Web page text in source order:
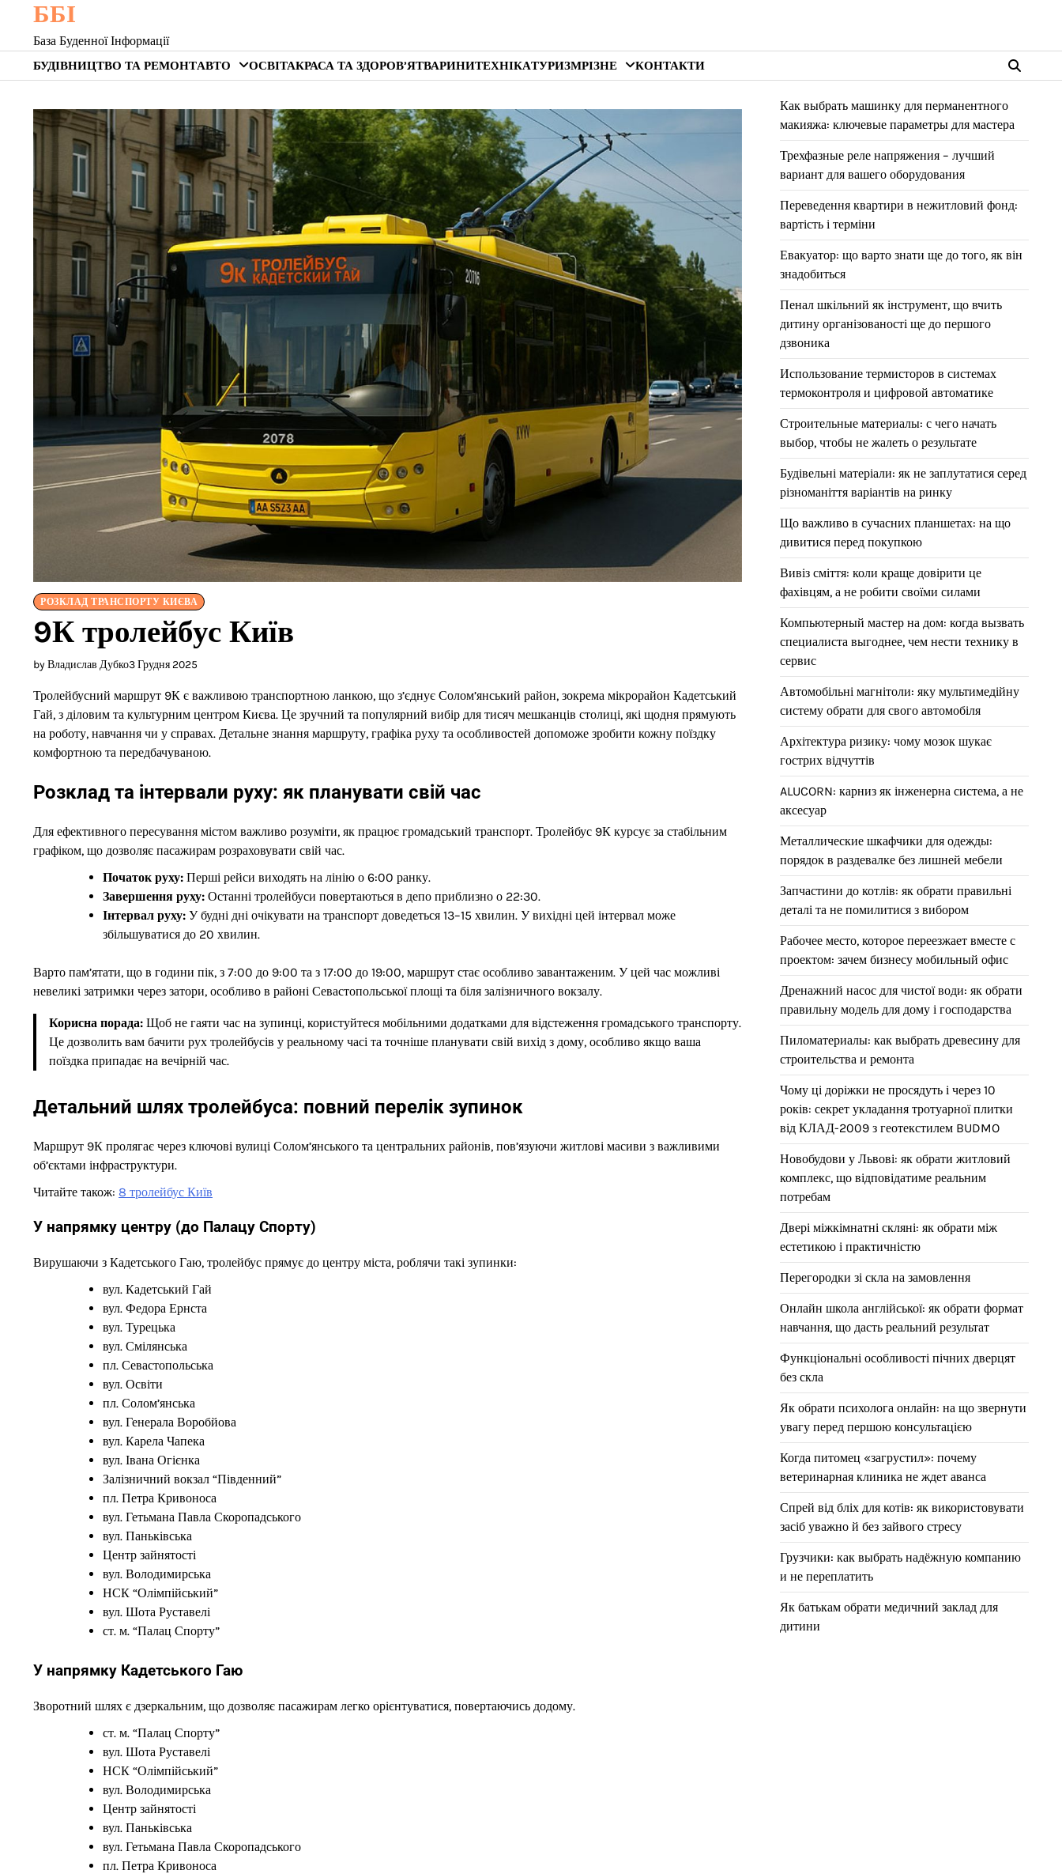
content
ББІ
База Буденної Інформації
БУДІВНИЦТВО ТА РЕМОНТАВТО ОСВІТАКРАСА ТА ЗДОРОВ’ЯТВАРИНИТЕХНІКАТУРИЗМРІЗНЕ КОНТАКТИ
РОЗКЛАД ТРАНСПОРТУ КИЄВА
9К тролейбус Київ
by Владислав Дубко3 Грудня 2025
Тролейбусний маршрут 9К є важливою транспортною ланкою, що з’єднує Солом’янський район, зокрема мікрорайон Кадетський
Гай, з діловим та культурним центром Києва. Це зручний та популярний вибір для тисяч мешканців столиці, які щодня прямують
на роботу, навчання чи у справах. Детальне знання маршруту, графіка руху та особливостей допоможе зробити кожну поїздку
комфортною та передбачуваною.
Розклад та інтервали руху: як планувати свій час
Для ефективного пересування містом важливо розуміти, як працює громадський транспорт. Тролейбус 9К курсує за стабільним
графіком, що дозволяє пасажирам розраховувати свій час.
Початок руху: Перші рейси виходять на лінію о 6:00 ранку.
Завершення руху: Останні тролейбуси повертаються в депо приблизно о 22:30.
Інтервал руху: У будні дні очікувати на транспорт доведеться 13–15 хвилин. У вихідні цей інтервал може
збільшуватися до 20 хвилин.
Варто пам’ятати, що в години пік, з 7:00 до 9:00 та з 17:00 до 19:00, маршрут стає особливо завантаженим. У цей час можливі
невеликі затримки через затори, особливо в районі Севастопольської площі та біля залізничного вокзалу.
Корисна порада: Щоб не гаяти час на зупинці, користуйтеся мобільними додатками для відстеження громадського транспорту.
Це дозволить вам бачити рух тролейбусів у реальному часі та точніше планувати свій вихід з дому, особливо якщо ваша
поїздка припадає на вечірній час.
Детальний шлях тролейбуса: повний перелік зупинок
Маршрут 9К пролягає через ключові вулиці Солом’янського та центральних районів, пов’язуючи житлові масиви з важливими
об’єктами інфраструктури.
Читайте також: 8 тролейбус Київ
У напрямку центру (до Палацу Спорту)
Вирушаючи з Кадетського Гаю, тролейбус прямує до центру міста, роблячи такі зупинки:
вул. Кадетський Гай
вул. Федора Ернста
вул. Турецька
вул. Смілянська
пл. Севастопольська
вул. Освіти
пл. Солом’янська
вул. Генерала Воробйова
вул. Карела Чапека
вул. Івана Огієнка
Залізничний вокзал “Південний”
пл. Петра Кривоноса
вул. Гетьмана Павла Скоропадського
вул. Паньківська
Центр зайнятості
вул. Володимирська
НСК “Олімпійський”
вул. Шота Руставелі
ст. м. “Палац Спорту”
У напрямку Кадетського Гаю
Зворотний шлях є дзеркальним, що дозволяє пасажирам легко орієнтуватися, повертаючись додому.
ст. м. “Палац Спорту”
вул. Шота Руставелі
НСК “Олімпійський”
вул. Володимирська
Центр зайнятості
вул. Паньківська
вул. Гетьмана Павла Скоропадського
пл. Петра Кривоноса
Как выбрать машинку для перманентного
макияжа: ключевые параметры для мастера
Трехфазные реле напряжения – лучший
вариант для вашего оборудования
Переведення квартири в нежитловий фонд:
вартість і терміни
Евакуатор: що варто знати ще до того, як він
знадобиться
Пенал шкільний як інструмент, що вчить
дитину організованості ще до першого
дзвоника
Использование термисторов в системах
термоконтроля и цифровой автоматике
Строительные материалы: с чего начать
выбор, чтобы не жалеть о результате
Будівельні матеріали: як не заплутатися серед
різноманіття варіантів на ринку
Що важливо в сучасних планшетах: на що
дивитися перед покупкою
Вивіз сміття: коли краще довірити це
фахівцям, а не робити своїми силами
Компьютерный мастер на дом: когда вызвать
специалиста выгоднее, чем нести технику в
сервис
Автомобільні магнітоли: яку мультимедійну
систему обрати для свого автомобіля
Архітектура ризику: чому мозок шукає
гострих відчуттів
ALUCORN: карниз як інженерна система, а не
аксесуар
Металлические шкафчики для одежды:
порядок в раздевалке без лишней мебели
Запчастини до котлів: як обрати правильні
деталі та не помилитися з вибором
Рабочее место, которое переезжает вместе с
проектом: зачем бизнесу мобильный офис
Дренажний насос для чистої води: як обрати
правильну модель для дому і господарства
Пиломатериалы: как выбрать древесину для
строительства и ремонта
Чому ці доріжки не просядуть і через 10
років: секрет укладання тротуарної плитки
від КЛАД-2009 з геотекстилем BUDMO
Новобудови у Львові: як обрати житловий
комплекс, що відповідатиме реальним
потребам
Двері міжкімнатні скляні: як обрати між
естетикою і практичністю
Перегородки зі скла на замовлення
Онлайн школа англійської: як обрати формат
навчання, що дасть реальний результат
Функціональні особливості пічних дверцят
без скла
Як обрати психолога онлайн: на що звернути
увагу перед першою консультацією
Когда питомец «загрустил»: почему
ветеринарная клиника не ждет аванса
Спрей від бліх для котів: як використовувати
засіб уважно й без зайвого стресу
Грузчики: как выбрать надёжную компанию
и не переплатить
Як батькам обрати медичний заклад для
дитини